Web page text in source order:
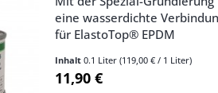
eine wasserdichte
für ElastoTop® EPDM
reichen für ca. 3 m Nahtband.
Für Abdeckband oder
Inhalt0.1 Liter(119,00 € / 1 Liter)
11,90 €